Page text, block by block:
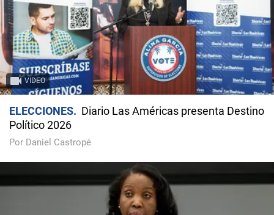
VIDEO
ELECCIONES
Diario Las Américas presenta Destino
Político 2026
Por Daniel Castropé